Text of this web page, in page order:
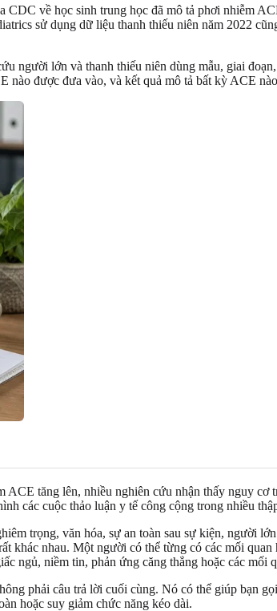
về học sinh trung học đã mô tả phơi nhiễm
sử dụng dữ liệu thanh thiếu niên năm 2022
người lớn và thanh thiếu niên dùng mẫu, giai
nào được đưa vào, và kết quả mô tả bất kỳ ACE
tăng lên, nhiều nghiên cứu nhận thấy nguy cơ
các cuộc thảo luận y tế công cộng trong nhiều
trọng, văn hóa, sự an toàn sau sự kiện, người
khác nhau. Một người có thể từng có các mối
ngủ, niềm tin, phản ứng căng thẳng hoặc các mối
phải câu trả lời cuối cùng. Nó có thể giúp bạn
hoặc suy giảm chức năng kéo dài.